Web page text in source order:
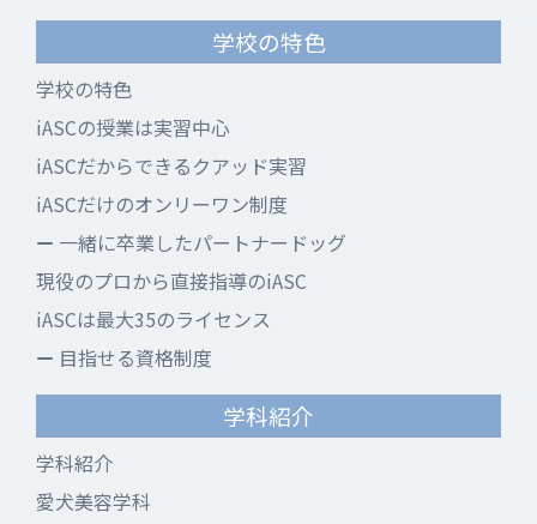
学校の特色
学校の特色
iASCの授業は実習中心
iASCだからできるクアッド実習
iASCだけのオンリーワン制度
一緒に卒業したパートナードッグ
現役のプロから直接指導のiASC
iASCは最大35のライセンス
目指せる資格制度
学科紹介
学科紹介
愛犬美容学科